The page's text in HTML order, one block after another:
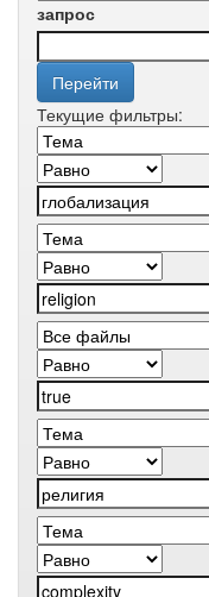
запрос
Текущие фильтры: